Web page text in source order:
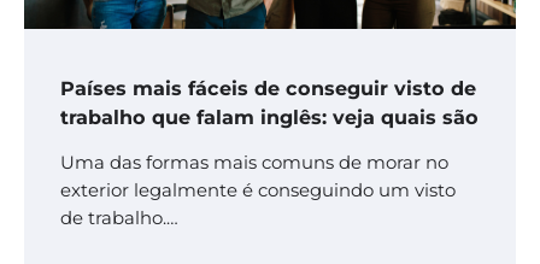
Países mais fáceis de conseguir visto de
trabalho que falam inglês: veja quais são
Uma das formas mais comuns de morar no
exterior legalmente é conseguindo um visto
de trabalho.…